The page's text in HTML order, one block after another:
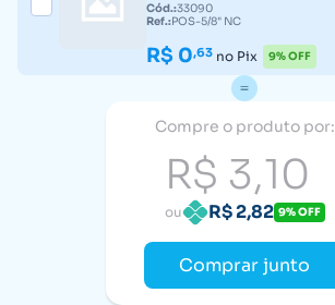
Cód.:33090
Ref.:POS-5/8" NC
R$ 0,63 no Pix 9% OFF
Compre o produto por:
R$ 3,10
ou R$ 2,82 9% OFF
Comprar junto